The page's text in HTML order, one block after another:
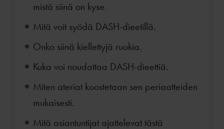
mistä siinä on kyse.
Mitä voit syödä DASH-dieetillä.
Onko siinä kiellettyjä ruokia.
Kuka voi noudattaa DASH-dieettiä.
Miten ateriat koostetaan sen periaatteiden
mukaisesti.
Mitä asiantuntijat ajattelevat tästä